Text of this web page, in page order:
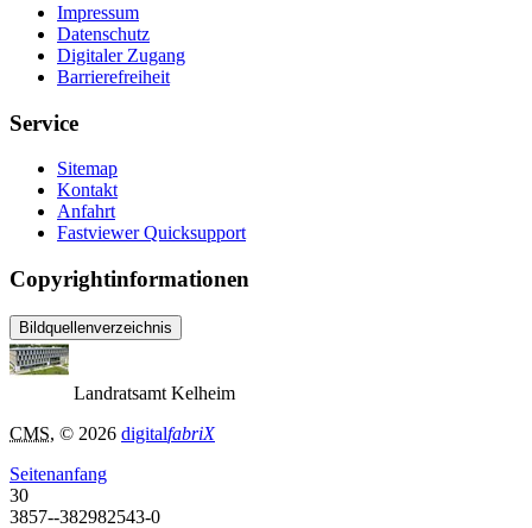
Impressum
Datenschutz
Digitaler Zugang
Barrierefreiheit
Service
Sitemap
Kontakt
Anfahrt
Fastviewer Quicksupport
Copyrightinformationen
Bildquellenverzeichnis
Landratsamt Kelheim
CMS, © 2026 digitalfabriX
Seitenanfang
30
3857--382982543-0